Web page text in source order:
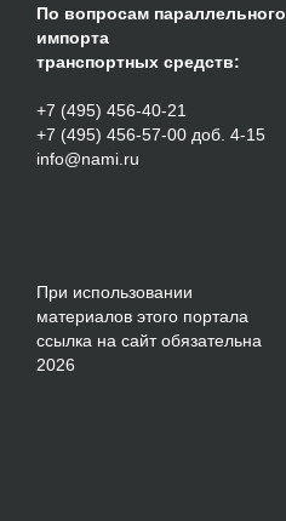
По вопросам параллельного
импорта
транспортных средств:
+7 (495) 456-40-21
+7 (495) 456-57-00 доб. 4-15
info@nami.ru
При использовании
материалов этого портала
ссылка на сайт обязательна
2026